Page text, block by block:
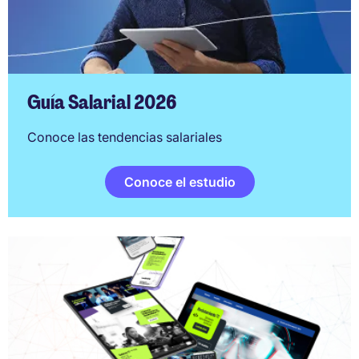
Guía Salarial 2026
Conoce las tendencias salariales
Conoce el estudio